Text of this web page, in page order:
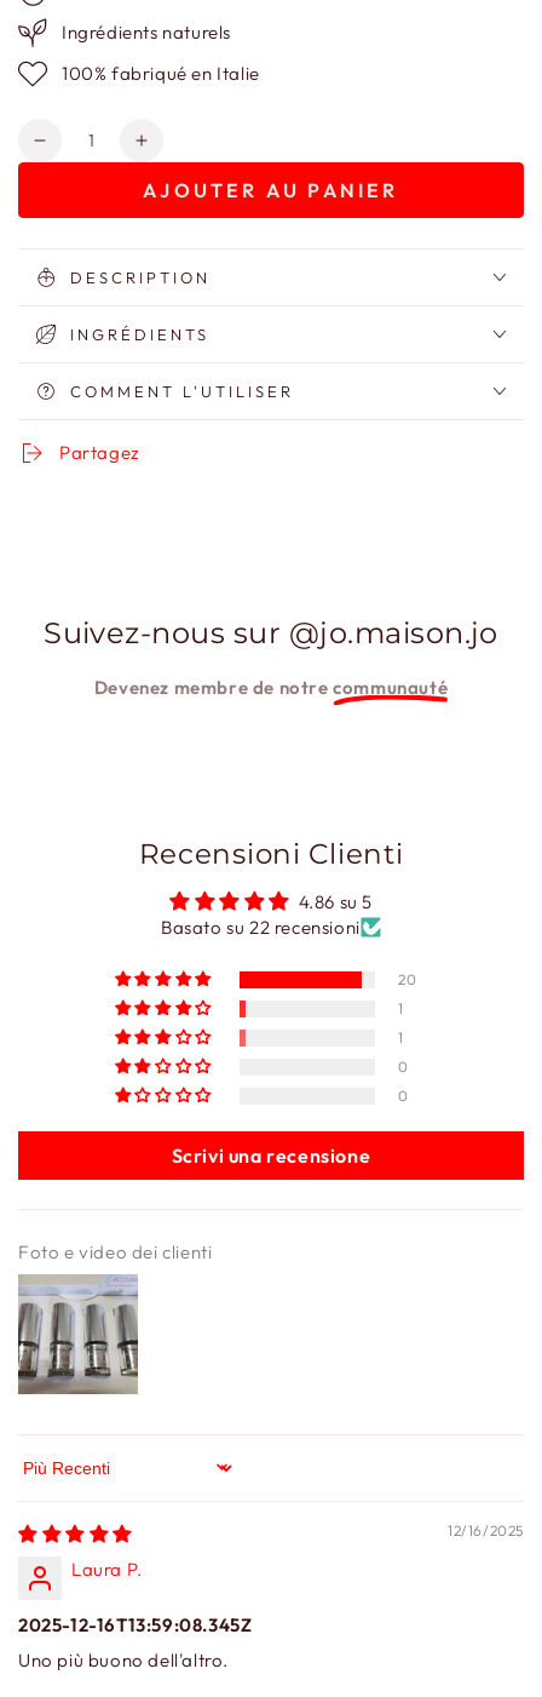
Ingrédients naturels
100% fabriqué en Italie
Quantité
Réduire
Hydroparfum
-
Eau
De
-
Parfum
alcool
Augmenter
quantité
Hydroparfum
-
Eau
De
Parfum
AJOUTER AU PANIER
DESCRIPTION
INGRÉDIENTS
COMMENT L'UTILISER
Partagez
Suivez-nous sur @jo.maison.jo
Devenez membre de notrecommunauté
Recensioni Clienti
4.86 su 5
Basato su 22 recensioni
20
1
1
0
0
Scrivi una recensione
Foto e video dei clienti
Sort by
12/16/2025
Laura P.
2025-12-16T13:59:08.345Z
Uno più buono dell'altro.